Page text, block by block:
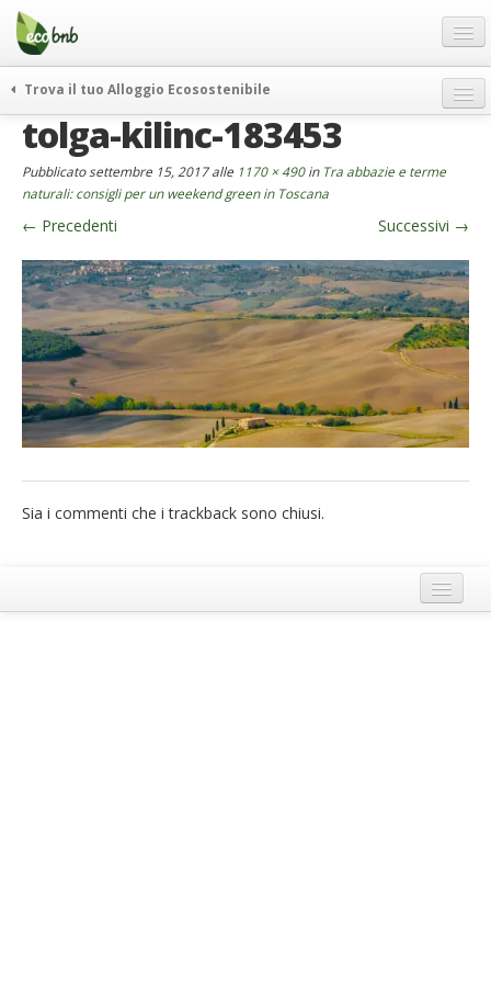
Menu
Salta
contenuto
Offerte Speciali
Regali
FAQ
Chi Siamo
Partner
Contatti
Italiano
German
English
Spanish
French
Trova il tuo Alloggio Ecosostenibile
weekend green
itinerari
curiosità
vivere e viaggiare verde
news ed eventi
ecohotel
rassegna stampa
tolga-kilinc-183453
Pubblicatosettembre 15, 2017alle 1170 × 490in Tra abbazie e terme
naturali: consigli per un weekend green in Toscana
← Precedenti Successivi →
Sia i commenti che i trackback sono chiusi.